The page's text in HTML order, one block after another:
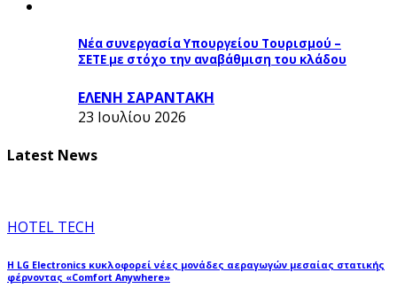
Νέα συνεργασία Υπουργείου Τουρισμού –
ΣΕΤΕ με στόχο την αναβάθμιση του κλάδου
ΕΛΕΝΗ ΣΑΡΑΝΤΑΚΗ
23 Ιουλίου 2026
Latest News
HOTEL TECH
Η LG Electronics κυκλοφορεί νέες μονάδες αεραγωγών μεσαίας στατικής
φέρνοντας «Comfort Anywhere»